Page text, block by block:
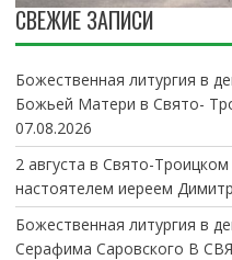
СВЕЖИЕ ЗАПИСИ
Божественная литургия в
Божьей Матери в Свято-
07.08.2026
2 августа в Свято-
настоятелем иереем
Божественная литургия в
Серафима Саровского В